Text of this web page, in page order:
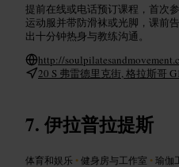
提前在线或电话预订课程，首次
运动服并带防滑袜或光脚，课前
出十分钟热身与教练沟通。
http://
20 S 弗雷德里克街, 格拉斯哥
伊拉普拉提斯
体育和娱乐 •健身房与工作室 •瑜伽